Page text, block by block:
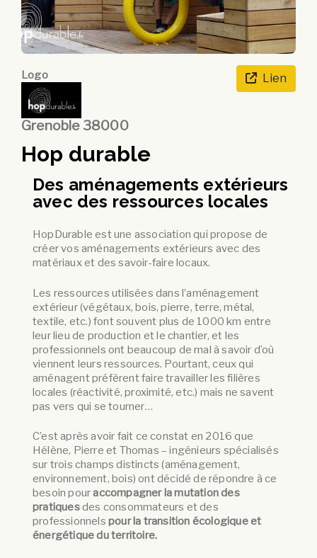
Logo
Grenoble 38000
Lien
Hop durable
Des aménagements extérieurs
avec des ressources locales
HopDurable est une association qui propose de
créer vos aménagements extérieurs avec des
matériaux et des savoir-faire locaux.
Les ressources utilisées dans l’aménagement
extérieur (végétaux, bois, pierre, terre, métal,
textile, etc.) font souvent plus de 1000 km entre
leur lieu de production et le chantier, et les
professionnels ont beaucoup de mal à savoir d’où
viennent leurs ressources. Pourtant, ceux qui
aménagent préfèrent faire travailler les filières
locales (réactivité, proximité, etc.) mais ne savent
pas vers qui se tourner…
C’est après avoir fait ce constat en 2016 que
Hélène, Pierre et Thomas – ingénieurs spécialisés
sur trois champs distincts (aménagement,
environnement, bois) ont décidé de répondre à ce
besoin pouraccompagner la mutation des
pratiquesdes consommateurs et des
professionnels pour la transition écologique et
énergétique du territoire.